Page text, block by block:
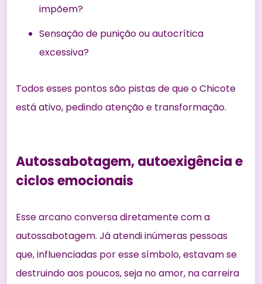
impõem?
Sensação de punição ou autocrítica
excessiva?
Todos esses pontos são pistas de que o Chicote
está ativo, pedindo atenção e transformação.
Autossabotagem, autoexigência e
ciclos emocionais
Esse arcano conversa diretamente com a
autossabotagem. Já atendi inúmeras pessoas
que, influenciadas por esse símbolo, estavam se
destruindo aos poucos, seja no amor, na carreira